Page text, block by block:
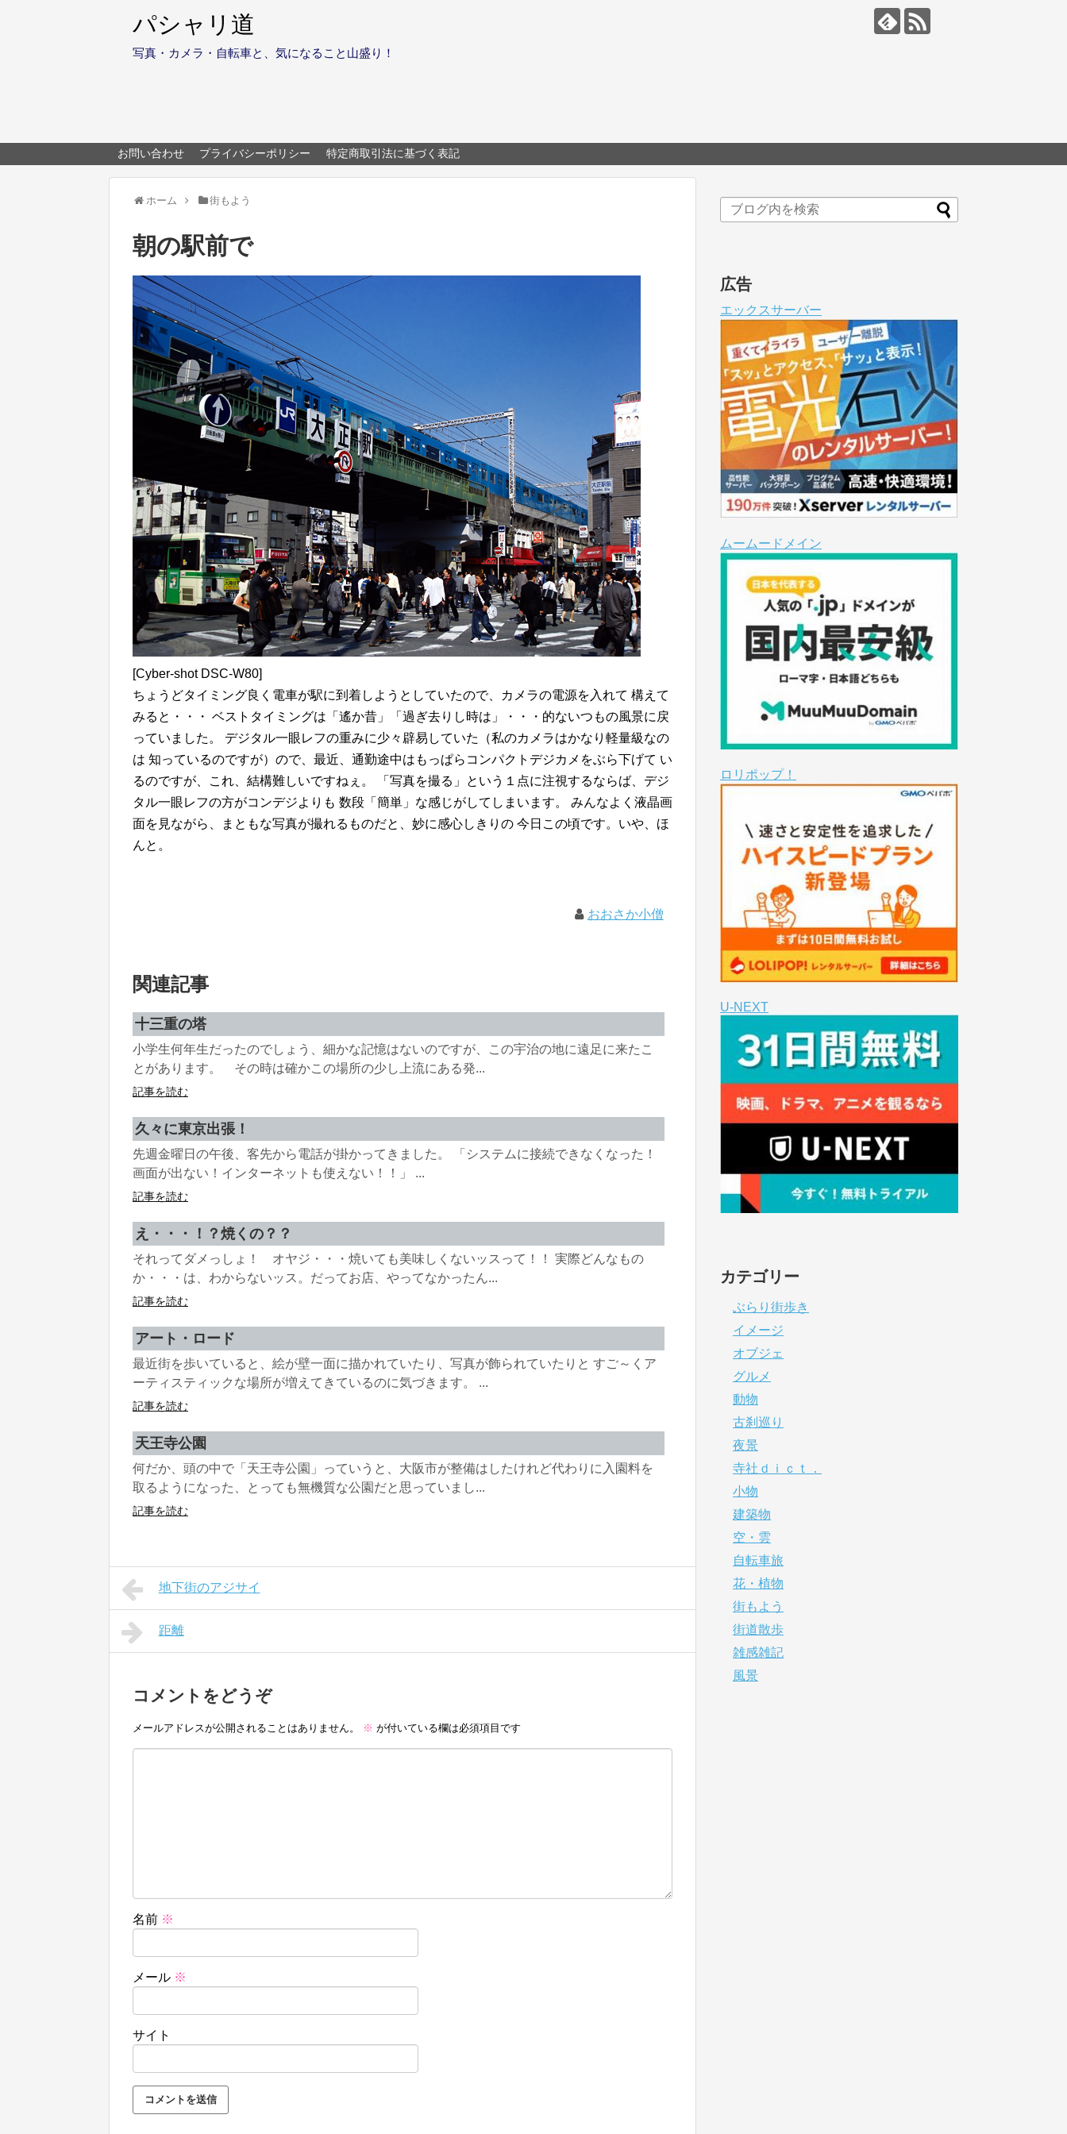
パシャリ道
写真・カメラ・自転車と、気になること山盛り！
お問い合わせ プライバシーポリシー 特定商取引法に基づく表記
ホーム 街もよう
朝の駅前で
[Cyber-shot DSC-W80]
ちょうどタイミング良く電車が駅に到着しようとしていたので、カメラの電源を入れて 構えて
みると・・・ ベストタイミングは「遙か昔」「過ぎ去りし時は」・・・的ないつもの風景に戻
っていました。 デジタル一眼レフの重みに少々辟易していた（私のカメラはかなり軽量級なの
は 知っているのですが）ので、最近、通勤途中はもっぱらコンパクトデジカメをぶら下げて い
るのですが、これ、結構難しいですねぇ。 「写真を撮る」という１点に注視するならば、デジ
タル一眼レフの方がコンデジよりも 数段「簡単」な感じがしてしまいます。 みんなよく液晶画
面を見ながら、まともな写真が撮れるものだと、妙に感心しきりの 今日この頃です。いや、ほ
んと。
おおさか小僧
関連記事
十三重の塔
小学生何年生だったのでしょう、細かな記憶はないのですが、この宇治の地に遠足に来たこ
とがあります。 その時は確かこの場所の少し上流にある発...
記事を読む
久々に東京出張！
先週金曜日の午後、客先から電話が掛かってきました。 「システムに接続できなくなった！
画面が出ない！インターネットも使えない！！」 ...
記事を読む
え・・・！？焼くの？？
それってダメっしょ！ オヤジ・・・焼いても美味しくないッスって！！ 実際どんなもの
か・・・は、わからないッス。だってお店、やってなかったん...
記事を読む
アート・ロード
最近街を歩いていると、絵が壁一面に描かれていたり、写真が飾られていたりと すご～くア
ーティスティックな場所が増えてきているのに気づきます。 ...
記事を読む
天王寺公園
何だか、頭の中で「天王寺公園」っていうと、大阪市が整備はしたけれど代わりに入園料を
取るようになった、とっても無機質な公園だと思っていまし...
記事を読む
地下街のアジサイ
距離
コメントをどうぞ
メールアドレスが公開されることはありません。 ※ が付いている欄は必須項目です
名前 ※
メール ※
サイト
広告
エックスサーバー
ムームードメイン
ロリポップ！
U-NEXT
カテゴリー
ぶらり街歩き
イメージ
オブジェ
グルメ
動物
古刹巡り
夜景
寺社ｄｉｃｔ．
小物
建築物
空・雲
自転車旅
花・植物
街もよう
街道散歩
雑感雑記
風景